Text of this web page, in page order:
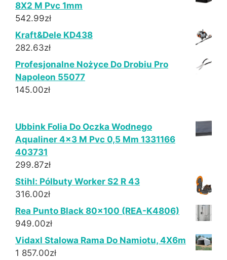
8X2 M Pvc 1mm
542.99zł
Kraft&Dele KD438
282.63zł
Profesjonalne Nożyce Do Drobiu Pro
Napoleon 55077
145.00zł
Ubbink Folia Do Oczka Wodnego
Aqualiner 4x3 M Pvc 0,5 Mm 1331166
403731
299.87zł
Stihl: Pólbuty Worker S2 R 43
316.00zł
Rea Punto Black 80x100 (REA-K4806)
949.00zł
Vidaxl Stalowa Rama Do Namiotu, 4X6m
1 857.00zł